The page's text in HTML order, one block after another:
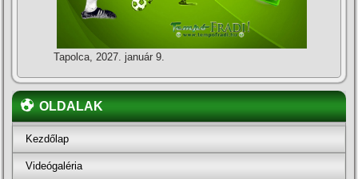
Tapolca, 2027. január 9.
OLDALAK
Kezdőlap
Videógaléria